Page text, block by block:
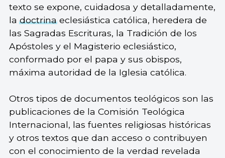
texto se expone, cuidadosa y detalladamente,
ladoctrinaeclesiástica católica, heredera de
las Sagradas Escrituras, la Tradición de los
Apóstoles y el Magisterio eclesiástico,
conformado por el papa y sus obispos,
máxima autoridad de la Iglesia católica.
Otros tipos de documentos teológicos son las
publicaciones de la Comisión Teológica
Internacional, las fuentes religiosas históricas
y otros textos que dan acceso o contribuyen
con el conocimiento de la verdad revelada